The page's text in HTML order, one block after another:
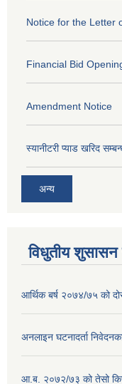
Notice for the Letter
Financial Bid
Amendment Notice
स्यानीटरी प्याड खरिद
अन्य
विधुतीय शुसासन
आर्थिक बर्ष २०७४/७५ को
अनलाइन घटनादर्ता
आ.ब. २०७२/७३ को तेसो